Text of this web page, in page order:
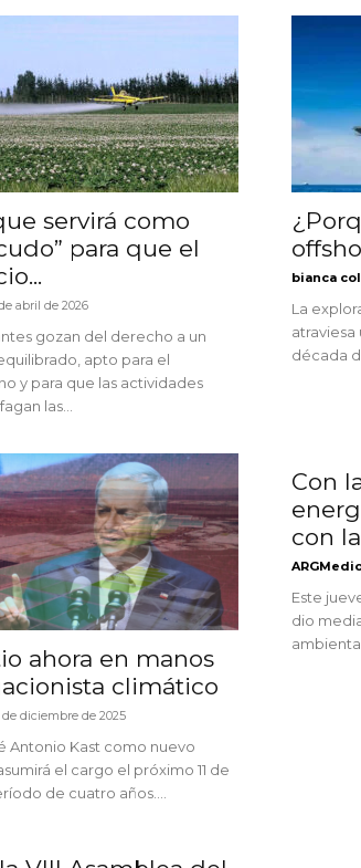
servirá como
para que el
abril de 2026
gozan del derecho a un
apto para el
y para que las actividades
las...
bianca
La
atraviesa
década
ahora en manos
climático
de diciembre de 2025
Antonio Kast como nuevo
el cargo el próximo 11 de
de cuatro años....
Con
con
Este
dio